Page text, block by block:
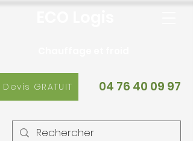
Devis GRATUIT 04 76 40 09 97